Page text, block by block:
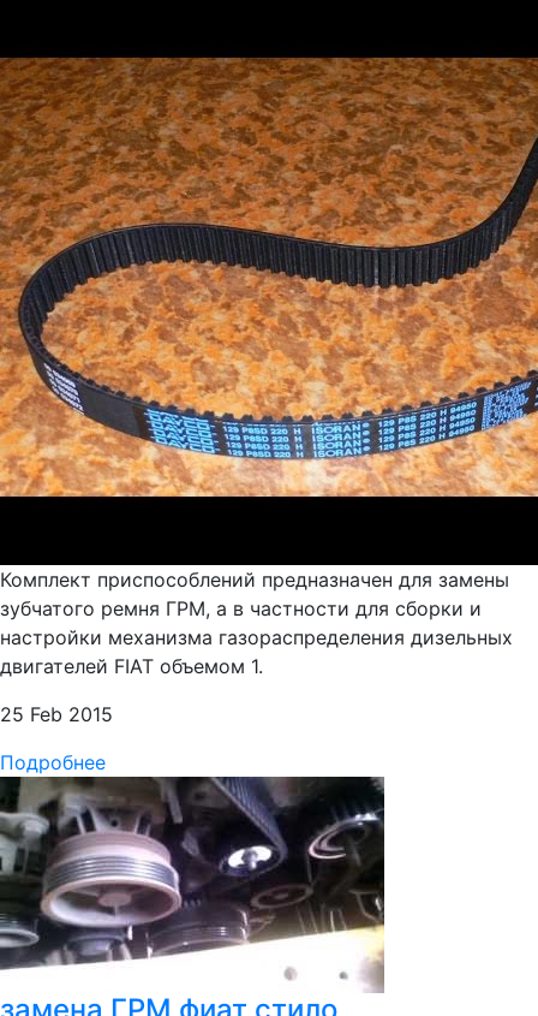
Комплект приспособлений предназначен для замены
зубчатого ремня ГРМ, а в частности для сборки и
настройки механизма газораспределения дизельных
двигателей FIAT объемом 1.
25 Feb 2015
Подробнее